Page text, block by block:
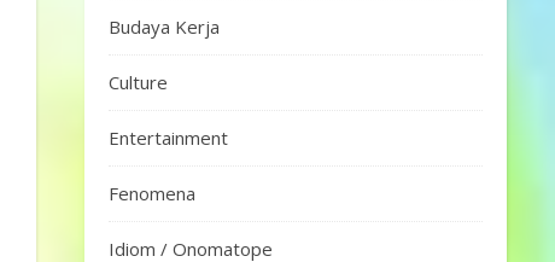
Budaya Kerja
Culture
Entertainment
Fenomena
Idiom / Onomatope